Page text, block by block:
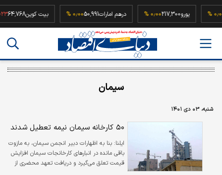
۰٫۰۰ % یورو217,300۰٫۰۰ % درهم امارات50,991۰٫۰۰ % بیت کوین
سیمان
شنبه، ۰۳ دی ۱۴۰۱
۵۰ کارخانه سیمان نیمه تعطیل شدند
ایلنا: بنا به اظهارات دبیر انجمن سیمان، به مازوت
باقی مانده در انبارهای کارخانجات سیمان افزایش
قیمت تعلق می‌گیرد و دریافت تعهد محضری از